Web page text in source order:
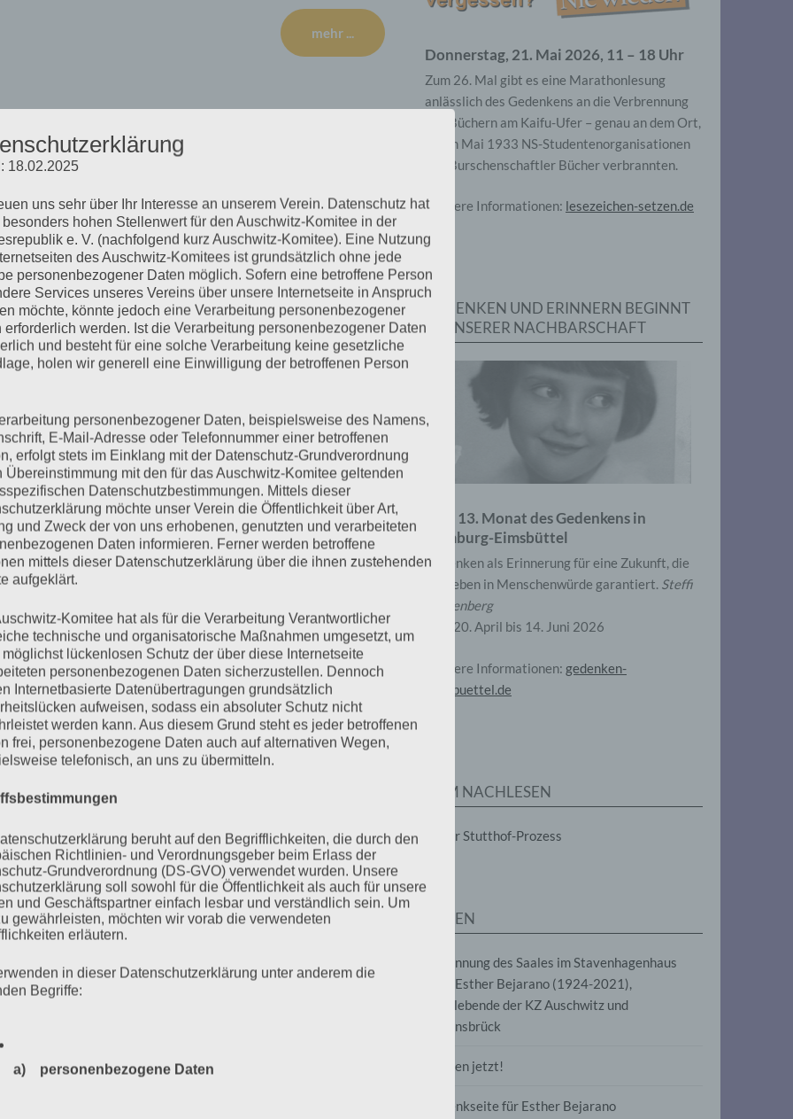
mehr ...
Abstimmungsverhalten
UNO
zur „Bekämpfung der Verherrlichung des
sich die Bundesregierung, wie die übrigen EU-Staaten, bei der
diese, zum ersten Mal gegen diese Resolution.
mehr ...
Verfassung – SPD und
verstreichen lassen
Rom und Cinti Union und Vereinigung der Verfolgten des
(VVN-BdA) Hamburg e. V. einen Brief an
neben dem Wort Antisemitismus auch das Wort
wird.
mehr ...
Donnerstag, 21. Mai 2026, 11 – 18 Uhr
Zum 26. Mal gibt es eine Marathonlesung
anlässlich des Gedenkens an die Verbrennung
von Büchern am Kaifu-Ufer – genau an dem Ort,
wo im Mai 1933 NS-Studentenorganisationen
und Burschenschaftler Bücher verbrannten.
Weitere Informationen: lesezeichen-setzen.de
GEDENKEN UND ERINNERN BEGINNT
IN UNSERER NACHBARSCHAFT
Zum 13. Monat des Gedenkens in
Hamburg-Eimsbüttel
Gedenken als Erinnerung für eine Zukunft, die
ein Leben in Menschenwürde garantiert. Steffi
Wittenberg
Vom 20. April bis 14. Juni 2026
Weitere Informationen: gedenken-
eimsbuettel.de
ZUM NACHLESEN
Der Stutthof-Prozess
SEITEN
Benennung des Saales im Stavenhagenhaus
nach Esther Bejarano (1924-2021),
Überlebende der KZ Auschwitz und
Ravensbrück
Frieden jetzt!
Gedenkseite für Esther Bejarano
18.02.2025
uns sehr über Ihr Interesse an unserem Verein. Datenschutz hat
hohen Stellenwert für den Auschwitz-Komitee in der
e. V. (nachfolgend kurz Auschwitz-Komitee). Eine Nutzung
des Auschwitz-Komitees ist grundsätzlich ohne jede
personenbezogener Daten möglich. Sofern eine betroffene Person
Services unseres Vereins über unsere Internetseite in Anspruch
möchte, könnte jedoch eine Verarbeitung personenbezogener
erforderlich werden. Ist die Verarbeitung personenbezogener Daten
und besteht für eine solche Verarbeitung keine gesetzliche
holen wir generell eine Einwilligung der betroffenen Person
personenbezogener Daten, beispielsweise des Namens,
E-Mail-Adresse oder Telefonnummer einer betroffenen
erfolgt stets im Einklang mit der Datenschutz-Grundverordnung
Übereinstimmung mit den für das Auschwitz-Komitee geltenden
Datenschutzbestimmungen. Mittels dieser
möchte unser Verein die Öffentlichkeit über Art,
und Zweck der von uns erhobenen, genutzten und verarbeiteten
Daten informieren. Ferner werden betroffene
mittels dieser Datenschutzerklärung über die ihnen zustehenden
aufgeklärt.
Komitee hat als für die Verarbeitung Verantwortlicher
technische und organisatorische Maßnahmen umgesetzt, um
lückenlosen Schutz der über diese Internetseite
personenbezogenen Daten sicherzustellen. Dennoch
Internetbasierte Datenübertragungen grundsätzlich
aufweisen, sodass ein absoluter Schutz nicht
werden kann. Aus diesem Grund steht es jeder betroffenen
frei, personenbezogene Daten auch auf alternativen Wegen,
telefonisch, an uns zu übermitteln.
beruht auf den Begrifflichkeiten, die durch den
Richtlinien- und Verordnungsgeber beim Erlass der
Grundverordnung (DS-GVO) verwendet wurden. Unsere
soll sowohl für die Öffentlichkeit als auch für unsere
und Geschäftspartner einfach lesbar und verständlich sein. Um
gewährleisten, möchten wir vorab die verwendeten
erläutern.
in dieser Datenschutzerklärung unter anderem die
Begriffe:
a) personenbezogene Daten